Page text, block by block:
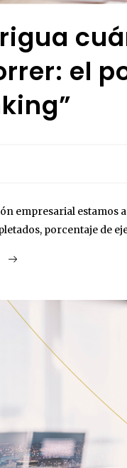
el
empresarial estamos
porcentaje de